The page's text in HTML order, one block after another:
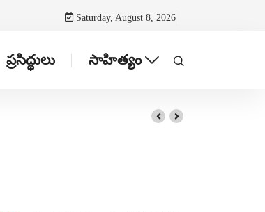
Saturday, August 8, 2026
ప్రసిద్ధులు సాహిత్యం